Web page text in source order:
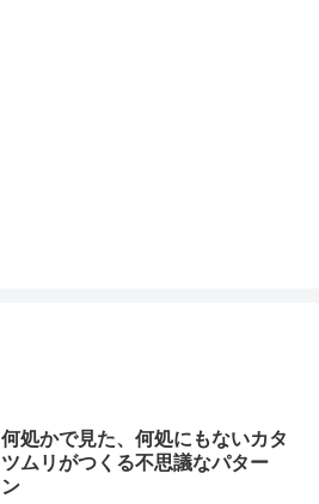
何処かで見た、何処にもないカタ
ツムリがつくる不思議なパター
ン